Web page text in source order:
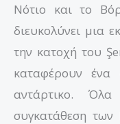
Νότιο και το
διευκολύνει μια
την κατοχή του
καταφέρουν ένα
αντάρτικο.
συγκατάθεση